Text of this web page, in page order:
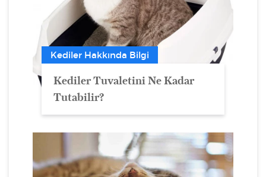
Kediler Hakkında Bilgi
Kediler Tuvaletini Ne Kadar
Tutabilir?